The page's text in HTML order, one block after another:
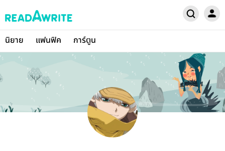
นิยาย แฟนฟิค การ์ตูน